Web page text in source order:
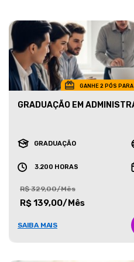
GANHE 2 PÓS PARA
GRADUAÇÃO EM
GRADUAÇÃO
3.200 HORAS
R$ 329,00/Mês
R$ 139,00/Mês
SAIBA MAIS